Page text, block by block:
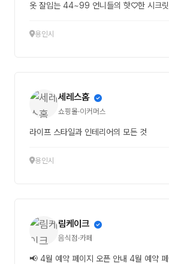
옷 잘입는 44~99 언니들의 핫♡한 시크
용인시
세레스홈
쇼핑몰·이커머스
라이프 스타일과 인테리어의 모든 것
용인시
림케이크
음식점·카페
📢 4월 예약 페이지 오픈 안내 4월 예약 페